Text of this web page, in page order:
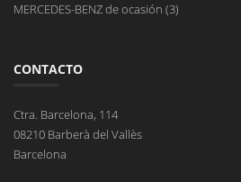
MERCEDES-BENZ de ocasión (3)
CONTACTO
Ctra. Barcelona, 114
08210 Barberà del Vallès
Barcelona